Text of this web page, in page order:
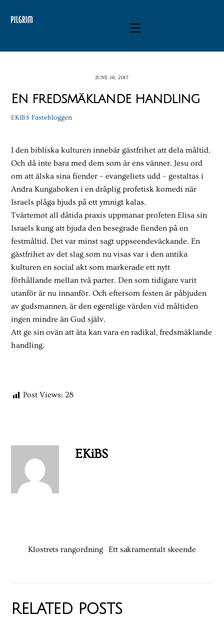
Menu
JUNE 16, 2017
En fredsmäklande handling
EKIBS Fastebloggen
I den bibliska kulturen innebär gästfrihet att dela måltid.
Och då inte bara med dem som är ens vänner. Jesu ord
om att älska sina fiender – evangeliets udd – gestaltas i
Andra Kungaboken i en dråplig profetisk komedi när
Israels plåga bjuds på ett ymnigt kalas.
Tvärtemot all dåtida praxis uppmanar profeten Elisa sin
Israels kung att bjuda den besegrade fienden på en
festmåltid. Det var minst sagt uppseendeväckande. En
gästfrihet av det slag som nu visas var i den antika
kulturen en social akt som markerade ett nytt
förhållande mellan två parter. Den som tidigare varit
utanför är nu innanför. Och eftersom festen är påbjuden
av gudsmannen, är den egentlige värden vid måltiden
ingen mindre än Gud själv.
Att ge sin ovän att äta kan vara en radikal, fredsmäklande
handling.
Post Views: 28
EKiBS
Klostrets rangordning Ett sakramentalt skeende
RELATED POSTS